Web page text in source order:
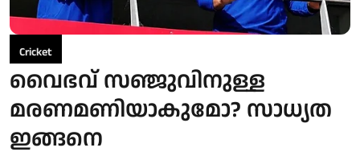
Cricket
വൈഭവ് സഞ്ജുവിനുള്ള
മരണമണിയാകുമോ? സാധ്യത
ഇങ്ങനെ